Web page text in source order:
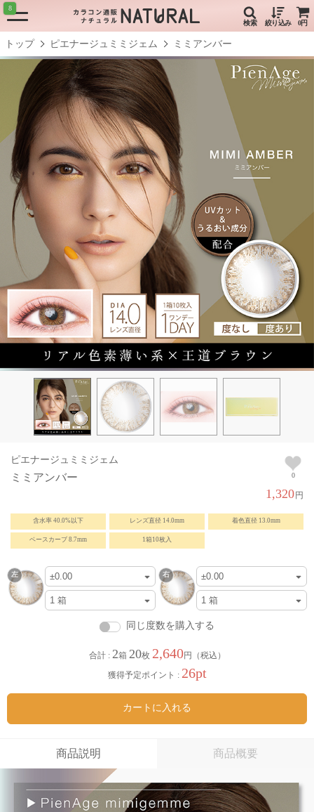
検索 絞り込み 0円
8
トップ ピエナージュミミジェム ミミアンバー
0
ピエナージュミミジェム
ミミアンバー
1,320円
含水率 40.0%以下 レンズ直径 14.0mm 着色直径 13.0mm
ベースカーブ 8.7mm 1箱10枚入
同じ度数を購入する
合計 : 2箱 20枚 2,640円（税込）
獲得予定ポイント : 26pt
カートに入れる
商品説明 商品概要